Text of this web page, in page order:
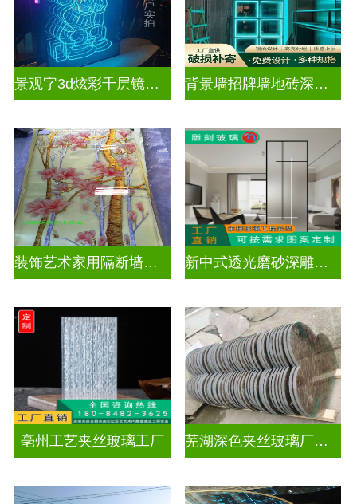
景观字3d炫彩千层镜深渊镜 背景墙招牌墙地砖深渊镜千层镜
装饰艺术家用隔断墙深雕玻璃 新中式透光磨砂深雕玻璃
亳州工艺夹丝玻璃工厂 芜湖深色夹丝玻璃厂家电话